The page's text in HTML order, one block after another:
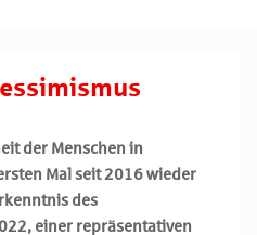
der Menschen in
Mal seit 2016 wieder
des
einer repräsentativen